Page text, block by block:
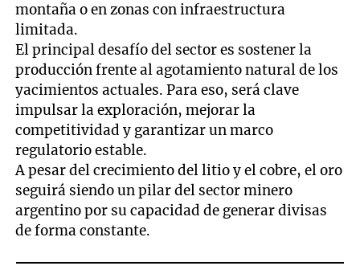
montaña o en zonas con infraestructura
limitada.
El principal desafío del sector es sostener la
producción frente al agotamiento natural de los
yacimientos actuales. Para eso, será clave
impulsar la exploración, mejorar la
competitividad y garantizar un marco
regulatorio estable.
A pesar del crecimiento del litio y el cobre, el oro
seguirá siendo un pilar del sector minero
argentino por su capacidad de generar divisas
de forma constante.